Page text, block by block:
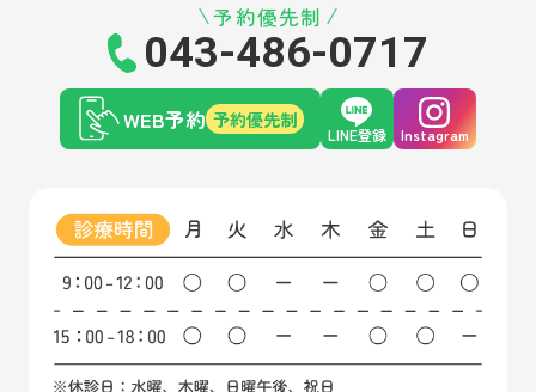
予約優先制
043-486-0717
WEB予約 予約優先制
LINE登録 Instagram